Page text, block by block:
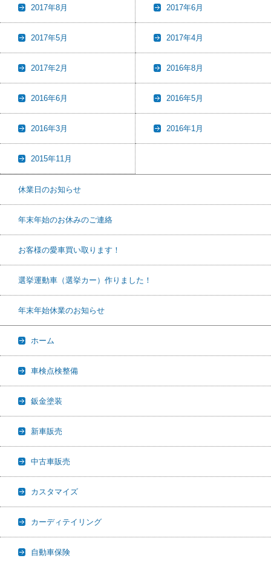
2017年8月 2017年6月
2017年5月 2017年4月
2017年2月 2016年8月
2016年6月 2016年5月
2016年3月 2016年1月
2015年11月
休業日のお知らせ
年末年始のお休みのご連絡
お客様の愛車買い取ります！
選挙運動車（選挙カー）作りました！
年末年始休業のお知らせ
ホーム
車検点検整備
鈑金塗装
新車販売
中古車販売
カスタマイズ
カーディテイリング
自動車保険